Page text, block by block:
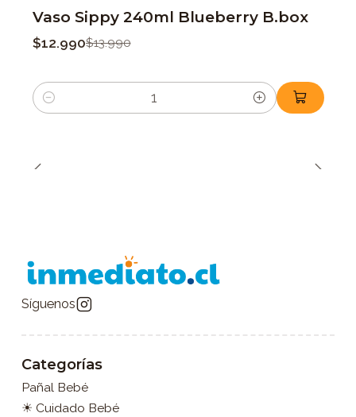
Vaso Sippy 240ml Blueberry B.box
$12.990$13.990
Cantidad
Síguenos
Categorías
Pañal Bebé
☀ Cuidado Bebé